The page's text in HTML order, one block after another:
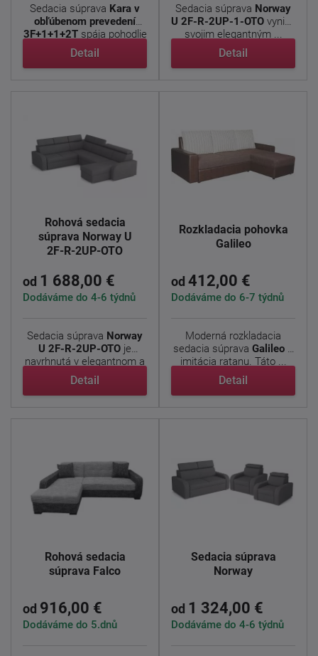
Sedacia súprava Kara v
obľúbenom prevedení
3F+1+1+2Tspája pohodlie
a ...
Detail
Sedacia súprava Norway
U 2F-R-2UP-1-OTO vyniká
svojim elegantným ...
Detail
Rohová sedacia
súprava Norway U
2F-R-2UP-OTO
od 1 688,00 €
Dodáváme do 4-6 týdnů
Sedacia súprava Norway
U 2F-R-2UP-OTO je
navrhnutá v elegantnom a
...
Detail
Rozkladacia pohovka
Galileo
od 412,00 €
Dodáváme do 6-7 týdnů
Moderná rozkladacia
sedacia súprava Galileo s
imitácia ratanu. Táto ...
Detail
Rohová sedacia
súprava Falco
od 916,00 €
Dodáváme do 5.dnů
Sedacia súprava
Norway
od 1 324,00 €
Dodáváme do 4-6 týdnů